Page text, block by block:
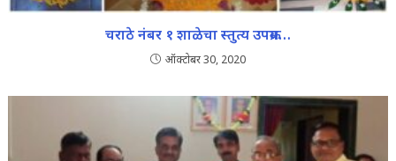
चराठे नंबर १ शाळेचा स्तुत्य उपक्रम…
ऑक्टोबर 30, 2020